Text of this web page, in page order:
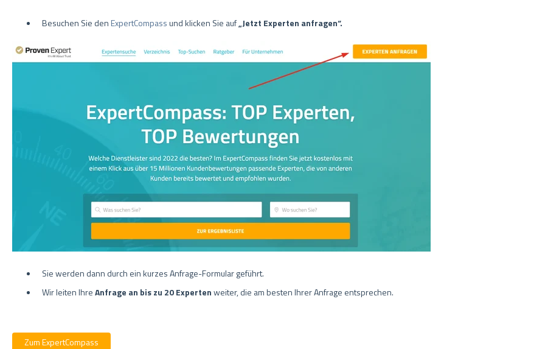
Besuchen Sie den ExpertCompassund klicken Sie auf„Jetzt Experten anfragen“.
Sie werden dann durch ein kurzes Anfrage-Formular geführt.
Wir leiten IhreAnfrage an bis zu 20 Expertenweiter, die am besten Ihrer Anfrage entsprechen.
Zum ExpertCompass